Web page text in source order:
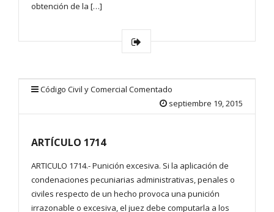
obtención de la […]
Código Civil y Comercial Comentado
septiembre 19, 2015
ARTÍCULO 1714
ARTICULO 1714.- Punición excesiva. Si la aplicación de
condenaciones pecuniarias administrativas, penales o
civiles respecto de un hecho provoca una punición
irrazonable o excesiva, el juez debe computarla a los